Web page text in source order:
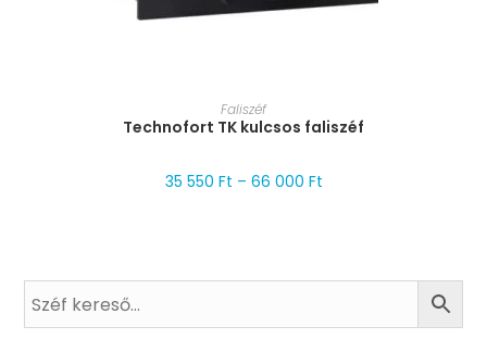
MÉRET VÁLASZTÁSA
Faliszéf
Technofort TK kulcsos faliszéf
35 550 Ft – 66 000 Ft